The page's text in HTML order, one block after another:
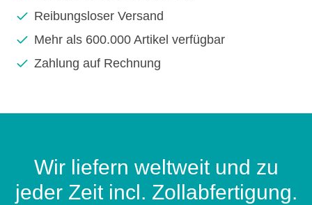
Reibungsloser Versand
Mehr als 600.000 Artikel verfügbar
Zahlung auf Rechnung
Wir liefern weltweit und zu
jeder Zeit incl. Zollabfertigung.